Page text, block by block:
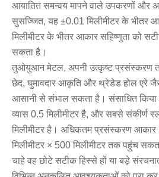
आयातित समन्वय मापने वाले उपकरणों और
सुसज्जित, यह ±0.01 मिलीमीटर के भीतर
मिलीमीटर के भीतर आकार सहिष्णुता को
सकता है।
तुओयुआन मेटल, अपनी उत्कृष्ट प्रसंस्करण
छेद, घुमावदार आकृति और थ्रेडेड होल एरे
आसानी से संभाल सकता है। संसाधित
व्यास 0.5 मिलीमीटर है, और सबसे संकीर्ण
मिलीमीटर है। अधिकतम प्रसंस्करण आकार
मिलीमीटर × 500 मिलीमीटर तक पहुंच
चाहे वह छोटे सटीक हिस्से हों या बड़े